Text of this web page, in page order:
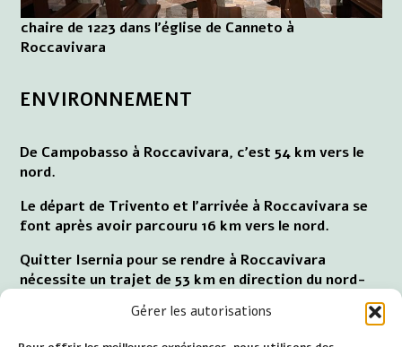
Gérer les autorisations
chaire de 1223 dans l'église de Canneto à
Roccavivara
ENVIRONNEMENT
De Campobasso à Roccavivara, c'est 54 km vers le
nord.
Le départ de Trivento et l'arrivée à Roccavivara se
font après avoir parcouru 16 km vers le nord.
Quitter Isernia pour se rendre à Roccavivara
nécessite un trajet de 53 km en direction du nord-